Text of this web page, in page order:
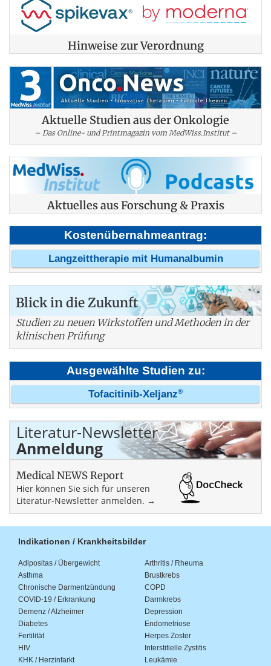
Hinweise zur Verordnung
Aktuelle Studien aus der Onkologie
– Das Online- und Printmagazin vom MedWiss.Institut –
Aktuelles aus Forschung & Praxis
Kostenübernahmeantrag:
Langzeittherapie mit Humanalbumin
Blick in die Zukunft
Studien zu neuen Wirkstoffen und Methoden in der
klinischen Prüfung
Ausgewählte Studien zu:
Tofacitinib-Xeljanz®
Literatur-Newsletter
Anmeldung
Medical NEWS Report
Hier können Sie sich für unseren
Literatur-Newsletter anmelden. →
Indikationen / Krankheitsbilder
Adipositas / Übergewicht
Arthritis / Rheuma
Asthma
Brustkrebs
Chronische Darmentzündung
COPD
COVID-19 / Erkrankung
Darmkrebs
Demenz / Alzheimer
Depression
Diabetes
Endometriose
Fertilität
Herpes Zoster
HIV
Interstitielle Zystitis
KHK / Herzinfarkt
Leukämie